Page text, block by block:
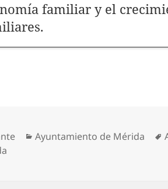
familiar y el
Categorías
Ayuntamiento de Mérida